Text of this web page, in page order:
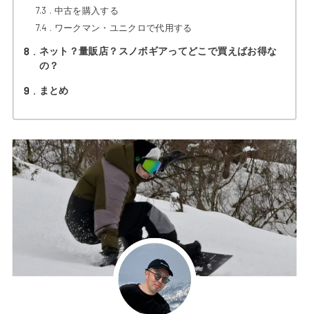
7.3 中古を購入する
7.4 ワークマン・ユニクロで代用する
8
ネット？量販店？スノボギアってどこで買えばお得な
の？
9 まとめ